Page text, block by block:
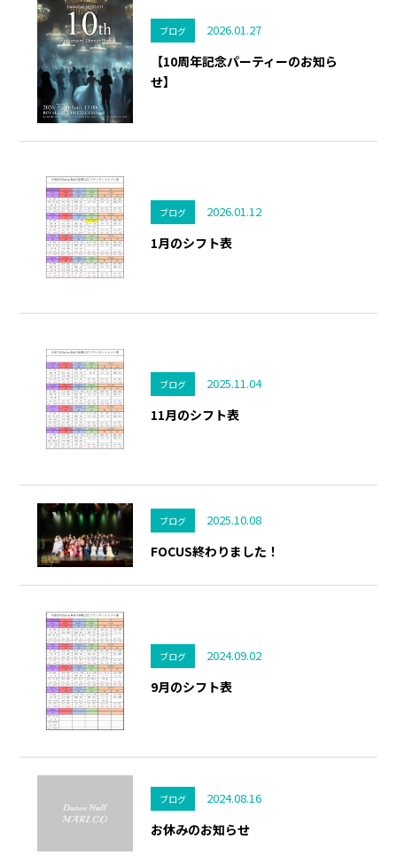
ブログ 2026.01.27
【10周年記念パーティーのお知ら
せ】
ブログ 2026.01.12
1月のシフト表
ブログ 2025.11.04
11月のシフト表
ブログ 2025.10.08
FOCUS終わりました！
ブログ 2024.09.02
9月のシフト表
ブログ 2024.08.16
お休みのお知らせ